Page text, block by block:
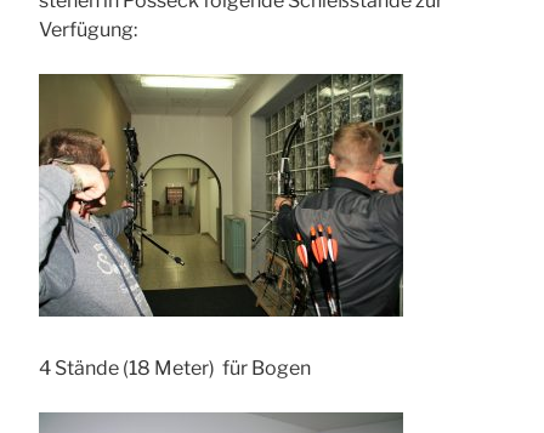
Verfügung:
4 Stände (18 Meter) für Bogen